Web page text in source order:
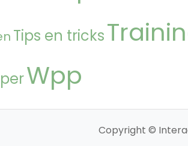
Tips en tricks
Wpp
Copyright ©